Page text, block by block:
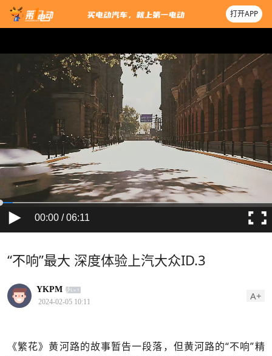
打开APP
00:00 / 06:11
“不响”最大 深度体验上汽大众ID.3
YKPM
2024-02-05 10:11 A+
《繁花》黄河路的故事暂告一段落，但黄河路的“不响”精